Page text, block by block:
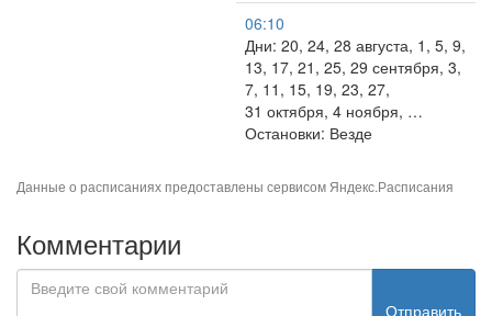
06:10
Дни: 20, 24, 28 августа, 1, 5, 9,
13, 17, 21, 25, 29 сентября, 3,
7, 11, 15, 19, 23, 27,
31 октября, 4 ноября, …
Остановки: Везде
Данные о расписаниях предоставлены сервисом Яндекс.Расписания
Комментарии
Отправить